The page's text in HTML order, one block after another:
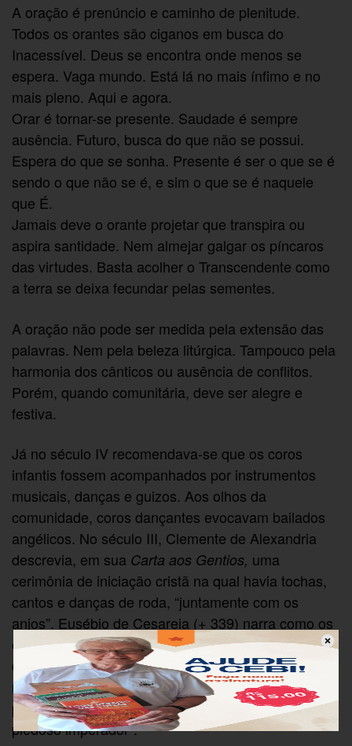
A oração é prenúncio e caminho de plenitude.
Todos os orantes são ciganos em busca do
Inacessível. Deus se encontra onde menos se
espera. Vaga mundo. Está lá no mais ínfimo e no
mais pleno. Aqui e agora.
Orar é tornar-se presente. Saudade é sempre
ausência. Futuro, busca do que não se possui.
Espera do que se sonha. Presente é ser o que se é
sendo o que não se é, e sim o que se é naquele
que É.
Jamais deve o orante projetar que transpira ou
aspira santidade. Nem almejar galgar os píncaros
das virtudes. Basta acolher o Transcendente como
a terra se deixa fecundar pelas sementes.
A oração não pode ser medida pela extensão das
palavras. Nem pela beleza litúrgica. Tampouco pela
harmonia dos cânticos ou ausência de conflitos.
Porém, quando comunitária, deve ser alegre e
festiva.
Já no século IV recomendava-se que os coros
infantis fossem acompanhados por instrumentos
musicais, danças e guizos. Aos olhos da
comunidade, coros dançantes evocavam bailados
angélicos. No século III, Clemente de Alexandria
descrevia, em sua Carta aos Gentios, uma
cerimônia de iniciação cristã na qual havia tochas,
cantos e danças de roda, “juntamente com os
anjos”. Eusébio de Cesareia (+ 339) narra como os
cristãos comemoraram a vitória de Constantino
dançando diante de Deus: “Com danças e hinos
nas cidades e no campo, eles davam a honra
primeiro ao Deus do Universo… e depois ao
piedoso imperador”.